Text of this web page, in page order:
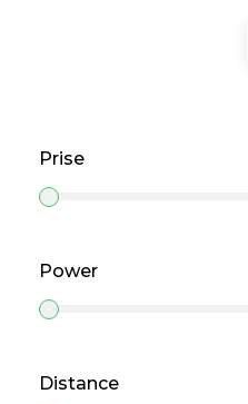
Prise
Power
Distance